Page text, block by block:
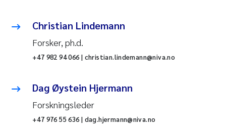
Christian Lindemann
Forsker, ph.d.
+47 982 94 066 | christian.lindemann@niva.no
Dag Øystein Hjermann
Forskningsleder
+47 976 55 636 | dag.hjermann@niva.no